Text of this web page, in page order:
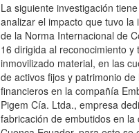
La siguiente investigación
analizar el impacto que tuvo la
de la Norma Internacional de
16 dirigida al reconocimiento y
inmovilizado material, en las
de activos fijos y patrimonio de
financieros en la compañía
Pigem Cía. Ltda., empresa
fabricación de embutidos en la